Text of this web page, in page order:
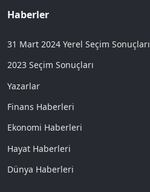
Haberler
31 Mart 2024 Yerel Seçim Sonuçları
2023 Seçim Sonuçları
Yazarlar
Finans Haberleri
Ekonomi Haberleri
Hayat Haberleri
Dünya Haberleri